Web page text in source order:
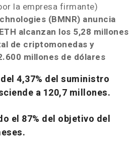
la empresa firmante)
(BMNR) anuncia
alcanzan los 5,28 millones
de criptomonedas y
millones de dólares
4,37% del suministro
a 120,7 millones.
el 87% del objetivo del